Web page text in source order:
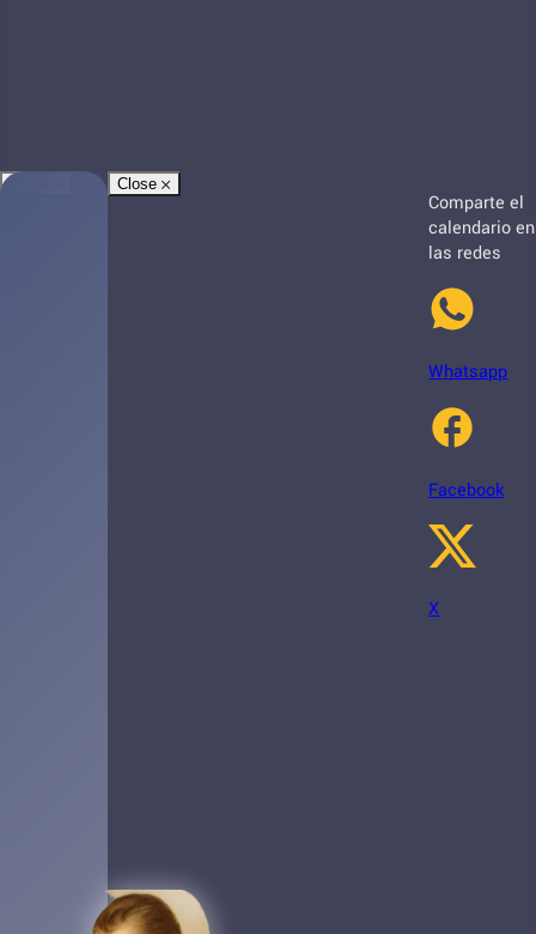
Close
Comparte el
calendario en
las redes
Whatsapp
Facebook
X